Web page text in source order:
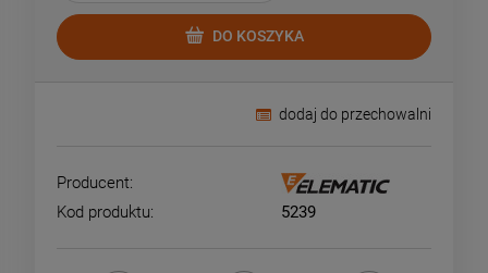
DO KOSZYKA
dodaj do przechowalni
Producent:
Kod produktu:
5239